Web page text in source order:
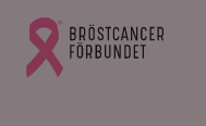
Gå
till
Bröstcancerförbundets